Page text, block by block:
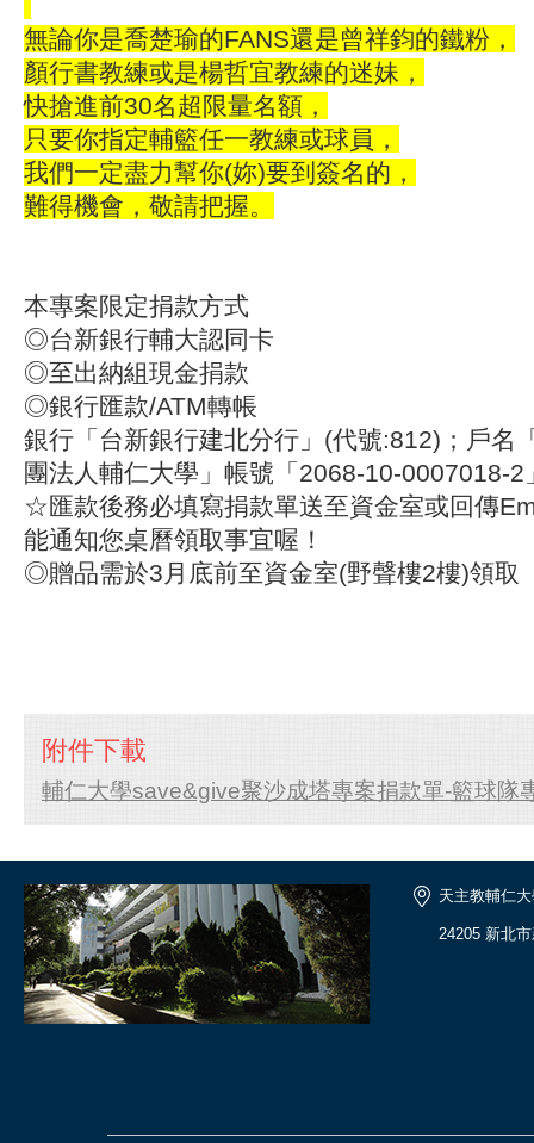
無論你是喬楚瑜的FANS還是曾祥鈞的鐵粉，
顏行書教練或是楊哲宜教練的迷妹，
快搶進前30名超限量名額，
只要你指定輔籃任一教練或球員，
我們一定盡力幫你(妳)要到簽名的，
難得機會，敬請把握。
本專案限定捐款方式
◎台新銀行輔大認同卡
◎至出納組現金捐款
◎銀行匯款/ATM轉帳
銀行「台新銀行建北分行」(代號:812)；戶名
團法人輔仁大學」帳號「2068-10-0007018-2
☆匯款後務必填寫捐款單送至資金室或回傳
能通知您桌曆領取事宜喔！
◎贈品需於3月底前至資金室(野聲樓2樓)領取
附件下載
輔仁大學save&give聚沙成塔專案捐款單-籃球隊
天主教輔仁
24205 新北